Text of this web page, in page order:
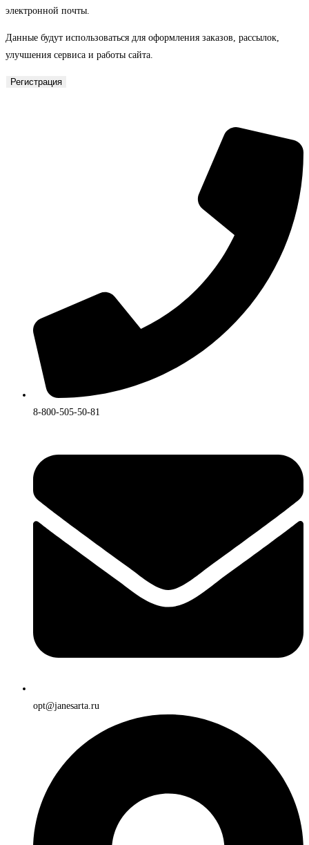
электронной почты.
Данные будут использоваться для оформления заказов, рассылок,
улучшения сервиса и работы сайта.
Регистрация
8-800-505-50-81
opt@janesarta.ru